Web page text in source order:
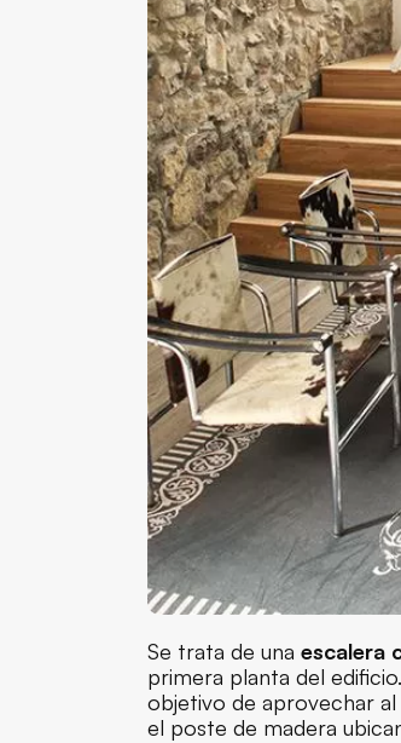
Se trata de una escalera
primera planta del
objetivo de aprovechar
el poste de madera